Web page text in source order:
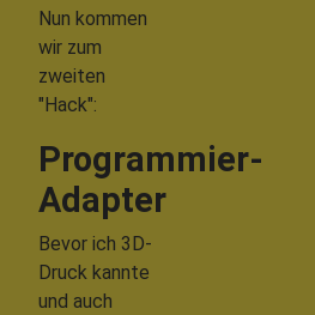
Nun kommen
wir zum
zweiten
"Hack":
Programmier-
Adapter
Bevor ich 3D-
Druck kannte
und auch